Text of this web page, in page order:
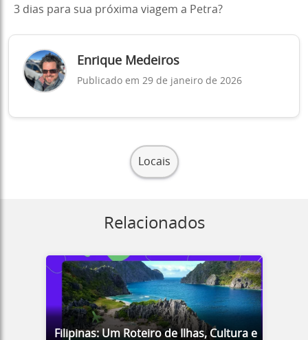
3 dias para sua próxima viagem a Petra?
Enrique Medeiros
Publicado em 29 de janeiro de 2026
Locais
Relacionados
Filipinas: Um Roteiro de Ilhas, Cultura e